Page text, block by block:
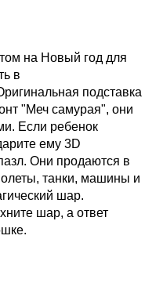
на Новый год для
в
подставка
"Меч самурая", они
Если ребенок
ему 3D
Они продаются в
танки, машины и
шар.
шар, а ответ